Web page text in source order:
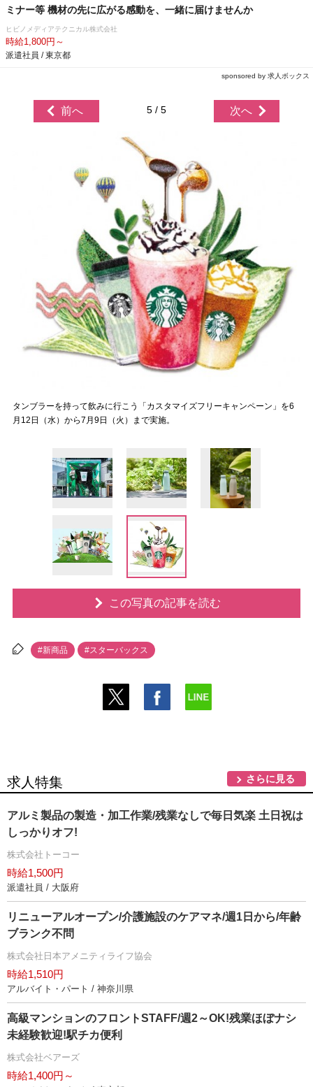
ミナー等 機材の先に広がる感動を、一緒に届けませんか
ヒビノメディアテクニカル株式会社
時給1,800円～
派遣社員 / 東京都
sponsored by 求人ボックス
前へ 5 / 5 次へ
タンブラーを持って飲みに行こう「カスタマイズフリーキャンペーン」を6
月12日（水）から7月9日（火）まで実施。
この写真の記事を読む
#新商品 #スターバックス
求人特集 さらに見る
アルミ製品の製造・加工作業/残業なしで毎日気楽 土日祝は
しっかりオフ!
株式会社トーコー
時給1,500円
派遣社員 / 大阪府
リニューアルオープン/介護施設のケアマネ/週1日から/年齢
ブランク不問
株式会社日本アメニティライフ協会
時給1,510円
アルバイト・パート / 神奈川県
高級マンションのフロントSTAFF/週2～OK!残業ほぼナシ
未経験歓迎!駅チカ便利
株式会社ベアーズ
時給1,400円～